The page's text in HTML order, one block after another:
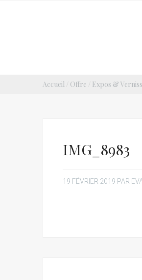
Accueil / Offre / Expos &
IMG_8983
19 FÉVRIER 2019 PAR